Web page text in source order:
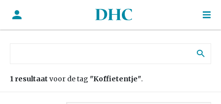
1 resultaat voor de tag "Koffietentje".